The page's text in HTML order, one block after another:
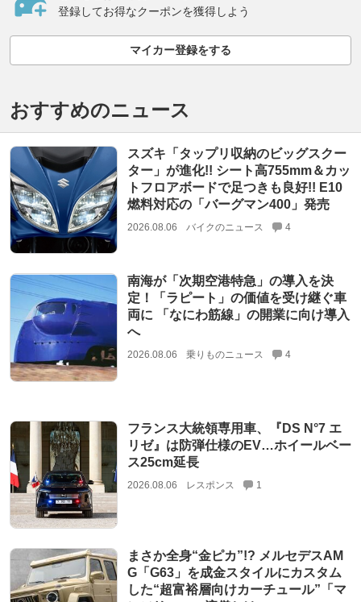
登録してお得なクーポンを獲得しよう
マイカー登録をする
おすすめのニュース
スズキ「タップリ収納のビッグスクー
ター」が進化!! シート高755mm＆カッ
トフロアボードで足つきも良好!! E10
燃料対応の「バーグマン400」発売
2026.08.06 バイクのニュース 4
南海が「次期空港特急」の導入を決
定！「ラピート」の価値を受け継ぐ車
両に 「なにわ筋線」の開業に向け導入
へ
2026.08.06 乗りものニュース 4
フランス大統領専用車、『DS N°7 エ
リゼ』は防弾仕様のEV…ホイールベー
ス25cm延長
2026.08.06 レスポンス 1
まさか全身“金ピカ”!? メルセデスAM
G「G63」を成金スタイルにカスタム
した“超富裕層向けカーチュール”「マ